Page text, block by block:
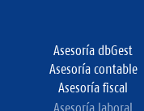
Asesoría dbGest
Asesoría contable
Asesoría fiscal
Asesoría laboral